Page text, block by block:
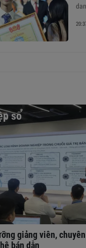
số
giảng viên,
bán dẫn